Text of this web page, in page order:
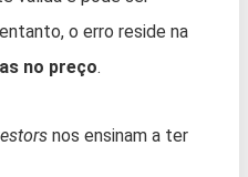
o erro reside na
no preço.
nos ensinam a ter